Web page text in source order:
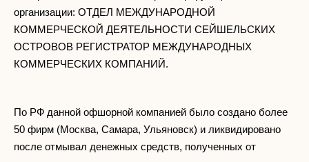
организации: ОТДЕЛ МЕЖДУНАРОДНОЙ
КОММЕРЧЕСКОЙ ДЕЯТЕЛЬНОСТИ СЕЙШЕЛЬСКИХ
ОСТРОВОВ РЕГИСТРАТОР МЕЖДУНАРОДНЫХ
КОММЕРЧЕСКИХ КОМПАНИЙ.
По РФ данной офшорной компанией было создано более
50 фирм (Москва, Самара, Ульяновск) и ликвидировано
после отмывал денежных средств, полученных от